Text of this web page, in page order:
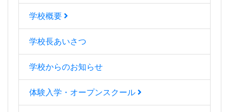
学校概要
学校長あいさつ
学校からのお知らせ
体験入学・オープンスクール